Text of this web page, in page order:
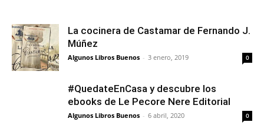
La cocinera de Castamar de Fernando J.
Múñez
Algunos Libros Buenos - 3 enero, 2019 0
#QuedateEnCasa y descubre los
ebooks de Le Pecore Nere Editorial
Algunos Libros Buenos - 6 abril, 2020 0